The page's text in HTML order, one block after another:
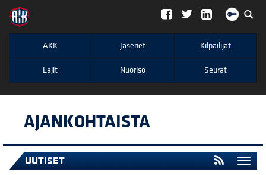
";
AKK Jäsenet Kilpailijat
Lajit Nuoriso Seurat
AJANKOHTAISTA
UUTISET